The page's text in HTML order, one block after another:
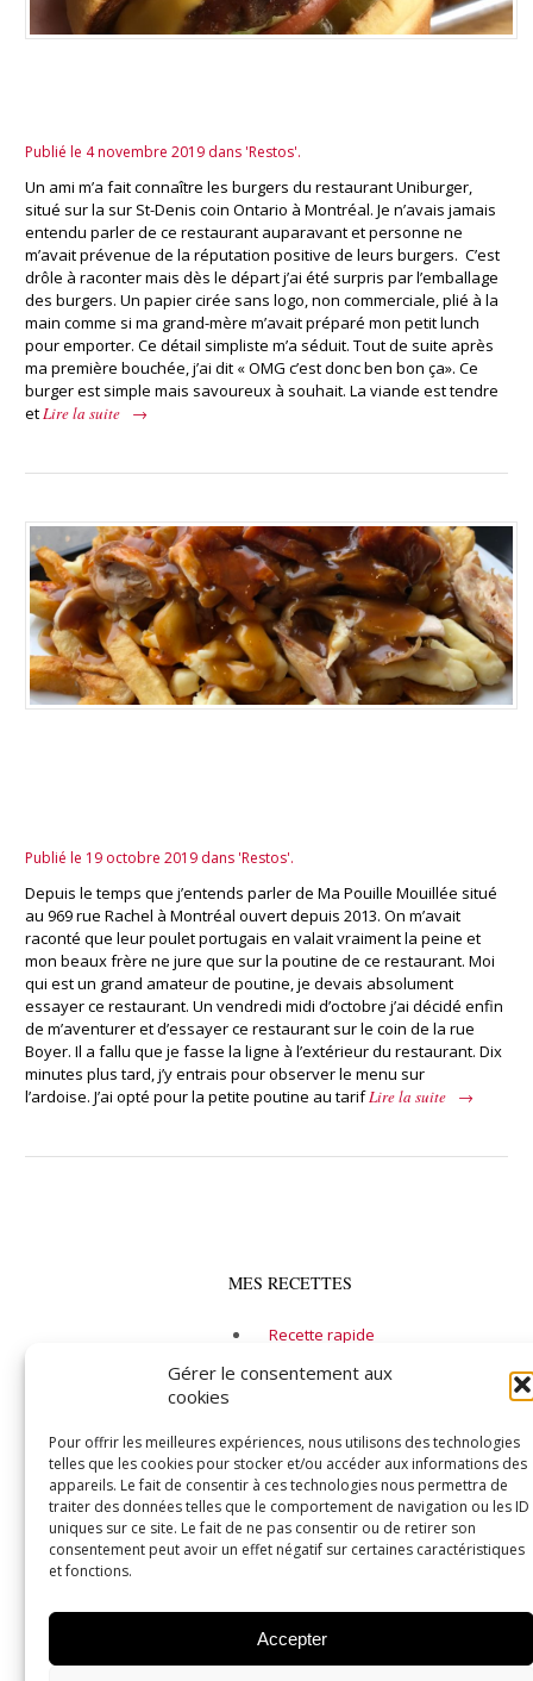
Gérer le consentement aux
cookies
Pour offrir les meilleures expériences, nous utilisons des technologies
telles que les cookies pour stocker et/ou accéder aux informations des
appareils. Le fait de consentir à ces technologies nous permettra de
traiter des données telles que le comportement de navigation ou les ID
uniques sur ce site. Le fait de ne pas consentir ou de retirer son
consentement peut avoir un effet négatif sur certaines caractéristiques
et fonctions.
Accepter
Publié le 4 novembre 2019 dans 'Restos'.
Un ami m’a fait connaître les burgers du restaurant Uniburger,
situé sur la sur St-Denis coin Ontario à Montréal. Je n’avais jamais
entendu parler de ce restaurant auparavant et personne ne
m’avait prévenue de la réputation positive de leurs burgers. C’est
drôle à raconter mais dès le départ j’ai été surpris par l’emballage
des burgers. Un papier cirée sans logo, non commerciale, plié à la
main comme si ma grand-mère m’avait préparé mon petit lunch
pour emporter. Ce détail simpliste m’a séduit. Tout de suite après
ma première bouchée, j’ai dit « OMG c’est donc ben bon ça». Ce
burger est simple mais savoureux à souhait. La viande est tendre
etLire la suite →
Publié le 19 octobre 2019 dans 'Restos'.
Depuis le temps que j’entends parler de Ma Pouille Mouillée situé
au 969 rue Rachel à Montréal ouvert depuis 2013. On m’avait
raconté que leur poulet portugais en valait vraiment la peine et
mon beaux frère ne jure que sur la poutine de ce restaurant. Moi
qui est un grand amateur de poutine, je devais absolument
essayer ce restaurant. Un vendredi midi d’octobre j’ai décidé enfin
de m’aventurer et d’essayer ce restaurant sur le coin de la rue
Boyer. Il a fallu que je fasse la ligne à l’extérieur du restaurant. Dix
minutes plus tard, j’y entrais pour observer le menu sur
l’ardoise. J’ai opté pour la petite poutine au tarifLire la suite →
MES RECETTES
Recette rapide
Alcool
Soupe
Plat principal
Fruits de mer
Végétarien
Toutes mes recettes